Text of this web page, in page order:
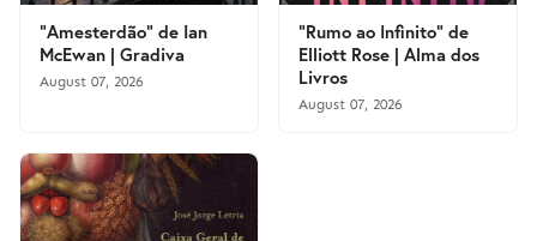
"Amesterdão" de Ian
McEwan | Gradiva
August 07, 2026
"Rumo ao Infinito" de
Elliott Rose | Alma dos
Livros
August 07, 2026